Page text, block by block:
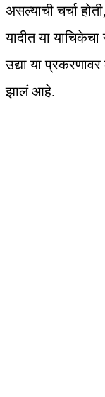
असल्याची चर्चा
यादीत या
उद्या या
झालं आहे.